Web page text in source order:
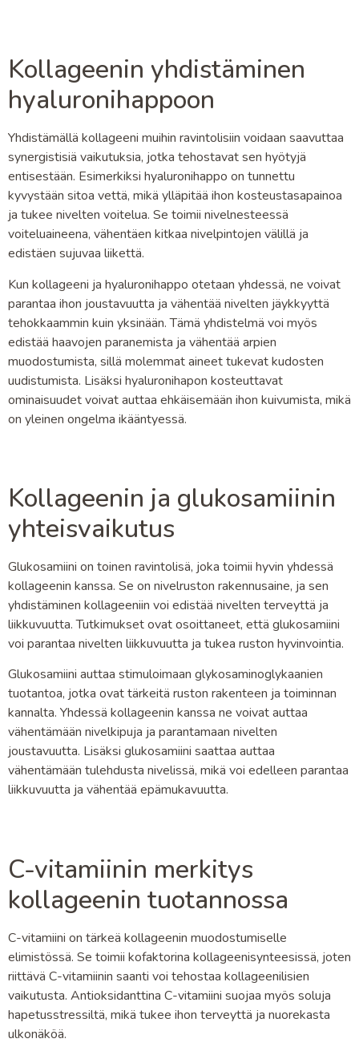
Kollageenin yhdistäminen
hyaluronihappoon
Yhdistämällä kollageeni muihin ravintolisiin voidaan saavuttaa
synergistisiä vaikutuksia, jotka tehostavat sen hyötyjä
entisestään. Esimerkiksi hyaluronihappo on tunnettu
kyvystään sitoa vettä, mikä ylläpitää ihon kosteustasapainoa
ja tukee nivelten voitelua. Se toimii nivelnesteessä
voiteluaineena, vähentäen kitkaa nivelpintojen välillä ja
edistäen sujuvaa liikettä.
Kun kollageeni ja hyaluronihappo otetaan yhdessä, ne voivat
parantaa ihon joustavuutta ja vähentää nivelten jäykkyyttä
tehokkaammin kuin yksinään. Tämä yhdistelmä voi myös
edistää haavojen paranemista ja vähentää arpien
muodostumista, sillä molemmat aineet tukevat kudosten
uudistumista. Lisäksi hyaluronihapon kosteuttavat
ominaisuudet voivat auttaa ehkäisemään ihon kuivumista, mikä
on yleinen ongelma ikääntyessä.
Kollageenin ja glukosamiinin
yhteisvaikutus
Glukosamiini on toinen ravintolisä, joka toimii hyvin yhdessä
kollageenin kanssa. Se on nivelruston rakennusaine, ja sen
yhdistäminen kollageeniin voi edistää nivelten terveyttä ja
liikkuvuutta. Tutkimukset ovat osoittaneet, että glukosamiini
voi parantaa nivelten liikkuvuutta ja tukea ruston hyvinvointia.
Glukosamiini auttaa stimuloimaan glykosaminoglykaanien
tuotantoa, jotka ovat tärkeitä ruston rakenteen ja toiminnan
kannalta. Yhdessä kollageenin kanssa ne voivat auttaa
vähentämään nivelkipuja ja parantamaan nivelten
joustavuutta. Lisäksi glukosamiini saattaa auttaa
vähentämään tulehdusta nivelissä, mikä voi edelleen parantaa
liikkuvuutta ja vähentää epämukavuutta.
C-vitamiinin merkitys
kollageenin tuotannossa
C-vitamiini on tärkeä kollageenin muodostumiselle
elimistössä. Se toimii kofaktorina kollageenisynteesissä, joten
riittävä C-vitamiinin saanti voi tehostaa kollageenilisien
vaikutusta. Antioksidanttina C-vitamiini suojaa myös soluja
hapetusstressiltä, mikä tukee ihon terveyttä ja nuorekasta
ulkonäköä.